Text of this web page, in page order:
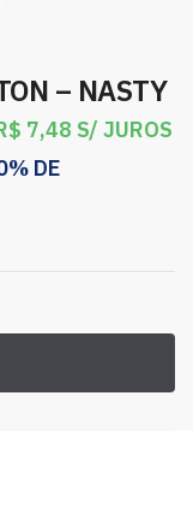
– NASTY
7,48 S/ JUROS
DE